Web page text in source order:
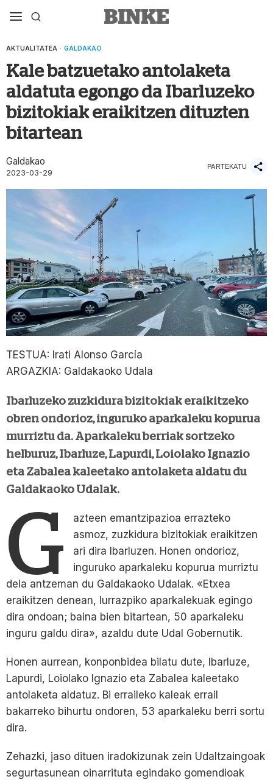
AKTUALITATEA · GALDAKAO
Kale batzuetako antolaketa
aldatuta egongo da Ibarluzeko
bizitokiak eraikitzen dituzten
bitartean
Galdakao
2023-03-29
PARTEKATU
TESTUA: Irati Alonso García
ARGAZKIA: Galdakaoko Udala
Ibarluzeko zuzkidura bizitokiak eraikitzeko
obren ondorioz, inguruko aparkaleku kopurua
murriztu da. Aparkaleku berriak sortzeko
helburuz, Ibarluze, Lapurdi, Loiolako Ignazio
eta Zabalea kaleetako antolaketa aldatu du
Galdakaoko Udalak.
G
azteen emantzipazioa errazteko
asmoz, zuzkidura bizitokiak eraikitzen
ari dira Ibarluzen. Honen ondorioz,
inguruko aparkaleku kopurua murriztu
dela antzeman du Galdakaoko Udalak. «Etxea
eraikitzen denean, lurrazpiko aparkalekuak egingo
dira ondoan; baina bien bitartean, 50 aparkaleku
inguru galdu dira», azaldu dute Udal Gobernutik.
Honen aurrean, konponbidea bilatu dute, Ibarluze,
Lapurdi, Loiolako Ignazio eta Zabalea kaleetako
antolaketa aldatuz. Bi erraileko kaleak errail
bakarreko bihurtu ondoren, 53 aparkaleku berri sortu
dira.
Zehazki, jaso dituen iradokizunak zein Udaltzaingoak
segurtasunean oinarrituta egindako gomendioak